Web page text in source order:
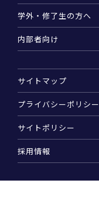
学外・修了生の方へ
内部者向け
サイトマップ
プライバシーポリシー
サイトポリシー
採用情報